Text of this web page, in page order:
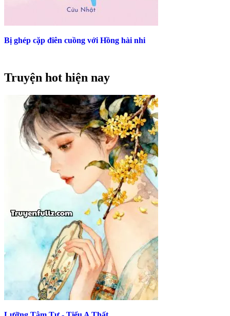
Bị ghép cặp điên cuồng với Hồng hài nhi
Truyện hot hiện nay